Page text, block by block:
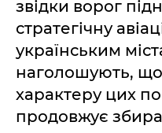
звідки ворог
стратегічну
українським
наголошують,
характеру цих
продовжує